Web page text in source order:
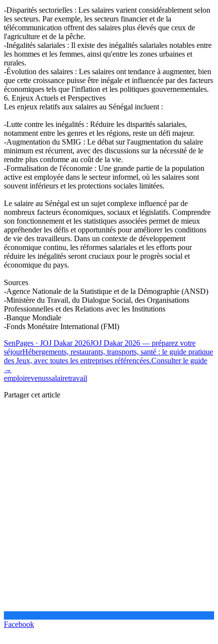
-Disparités sectorielles : Les salaires varient considérablement selon
les secteurs. Par exemple, les secteurs financier et de la
télécommunication offrent des salaires plus élevés que ceux de
l'agriculture et de la pêche.
-Inégalités salariales : Il existe des inégalités salariales notables entre
les hommes et les femmes, ainsi qu'entre les zones urbaines et
rurales.
-Évolution des salaires : Les salaires ont tendance à augmenter, bien
que cette croissance puisse être inégale et influencée par des facteurs
économiques tels que l'inflation et les politiques gouvernementales.
6. Enjeux Actuels et Perspectives
Les enjeux relatifs aux salaires au Sénégal incluent :
-Lutte contre les inégalités : Réduire les disparités salariales,
notamment entre les genres et les régions, reste un défi majeur.
-Augmentation du SMIG : Le débat sur l'augmentation du salaire
minimum est récurrent, avec des discussions sur la nécessité de le
rendre plus conforme au coût de la vie.
-Formalisation de l'économie : Une grande partie de la population
active est employée dans le secteur informel, où les salaires sont
souvent inférieurs et les protections sociales limitées.
Le salaire au Sénégal est un sujet complexe influencé par de
nombreux facteurs économiques, sociaux et législatifs. Comprendre
son fonctionnement et les statistiques associées permet de mieux
appréhender les défis et opportunités pour améliorer les conditions
de vie des travailleurs. Dans un contexte de développement
économique continu, les réformes salariales et les efforts pour
réduire les inégalités seront cruciaux pour le progrès social et
économique du pays.
Sources
-Agence Nationale de la Statistique et de la Démographie (ANSD)
-Ministère du Travail, du Dialogue Social, des Organisations
Professionnelles et des Relations avec les Institutions
-Banque Mondiale
-Fonds Monétaire International (FMI)
SenPages · JOJ Dakar 2026JOJ Dakar 2026 — préparez votre
séjourHébergements, restaurants, transports, santé : le guide pratique
des Jeux, avec toutes les entreprises référencées.Consulter le guide
→
emploirevenussalairetravail
Partager cet article
Facebook